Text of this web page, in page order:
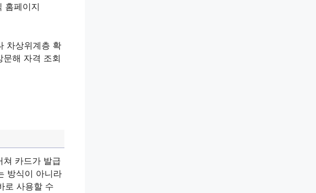
홈페이지
차상위계층 확
해 자격 조회
쳐 카드가 발급
방식이 아니라
로 사용할 수